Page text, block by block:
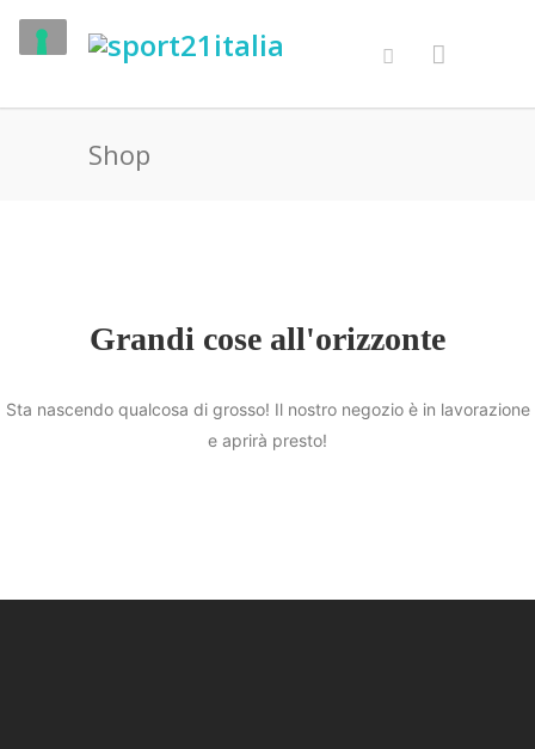
Shop
Grandi cose all'orizzonte
Sta nascendo qualcosa di grosso! Il nostro negozio è in lavorazione
e aprirà presto!